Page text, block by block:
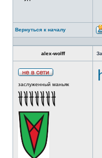
Вернуться к началу
alex-wolff
заслуженный маньяк